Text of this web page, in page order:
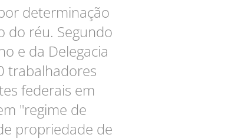
determinação
do réu. Segundo
e da Delegacia
trabalhadores
federais em
"regime de
propriedade de